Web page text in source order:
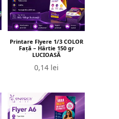
Printare Flyere 1/3 COLOR
Față – Hârtie 150 gr
LUCIOASĂ
0,14 lei